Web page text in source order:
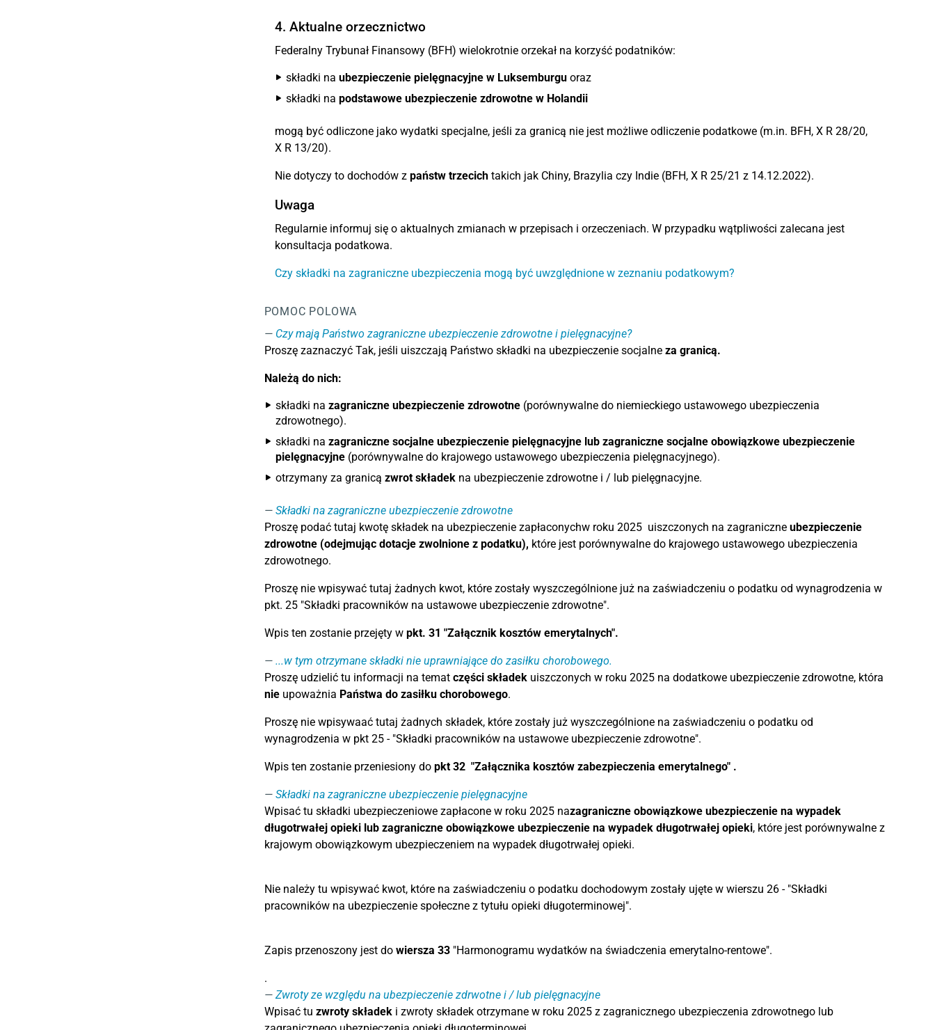
4. Aktualne orzecznictwo
Federalny Trybunał Finansowy (BFH) wielokrotnie orzekał na korzyść podatników:
składki na ubezpieczenie pielęgnacyjne w Luksemburguoraz
składki na podstawowe ubezpieczenie zdrowotne w Holandii
mogą być odliczone jako wydatki specjalne, jeśli za granicą nie jest możliwe odliczenie podatkowe (m.in. BFH, X R 28/20,
X R 13/20).
Nie dotyczy to dochodów z państw trzecichtakich jak Chiny, Brazylia czy Indie (BFH, X R 25/21 z 14.12.2022).
Uwaga
Regularnie informuj się o aktualnych zmianach w przepisach i orzeczeniach. W przypadku wątpliwości zalecana jest
konsultacja podatkowa.
Czy składki na zagraniczne ubezpieczenia mogą być uwzględnione w zeznaniu podatkowym?
POMOC POLOWA
Czy mają Państwo zagraniczne ubezpieczenie zdrowotne i pielęgnacyjne?
Proszę zaznaczyć Tak, jeśli uiszczają Państwo składki na ubezpieczenie socjalne za granicą.
Należą do nich:
składki na zagraniczne ubezpieczenie zdrowotne(porównywalne do niemieckiego ustawowego ubezpieczenia
zdrowotnego).
składki na zagraniczne socjalne ubezpieczenie pielęgnacyjne lub zagraniczne socjalne obowiązkowe ubezpieczenie
pielęgnacyjne (porównywalne do krajowego ustawowego ubezpieczenia pielęgnacyjnego).
otrzymany za granicą zwrot składekna ubezpieczenie zdrowotne i / lub pielęgnacyjne.
Składki na zagraniczne ubezpieczenie zdrowotne
Proszę podać tutaj kwotę składek na ubezpieczenie zapłaconychw roku 2025 uiszczonych na zagraniczne ubezpieczenie
zdrowotne (odejmując dotacje zwolnione z podatku), które jest porównywalne do krajowego ustawowego ubezpieczenia
zdrowotnego.
Proszę nie wpisywać tutaj żadnych kwot, które zostały wyszczególnione już na zaświadczeniu o podatku od wynagrodzenia w
pkt. 25 "Składki pracowników na ustawowe ubezpieczenie zdrowotne".
Wpis ten zostanie przejęty w pkt. 31 "Załącznik kosztów emerytalnych".
...w tym otrzymane składki nie uprawniające do zasiłku chorobowego.
Proszę udzielić tu informacji na temat części składekuiszczonych w roku 2025 na dodatkowe ubezpieczenie zdrowotne, która
nieupoważnia Państwa do zasiłku chorobowego.
Proszę nie wpisywaać tutaj żadnych składek, które zostały już wyszczególnione na zaświadczeniu o podatku od
wynagrodzenia w pkt 25 - "Składki pracowników na ustawowe ubezpieczenie zdrowotne".
Wpis ten zostanie przeniesiony do pkt 32 "Załącznika kosztów zabezpieczenia emerytalnego" .
Składki na zagraniczne ubezpieczenie pielęgnacyjne
Wpisać tu składki ubezpieczeniowe zapłacone w roku 2025 nazagraniczne obowiązkowe ubezpieczenie na wypadek
długotrwałej opieki lub zagraniczne obowiązkowe ubezpieczenie na wypadek długotrwałej opieki, które jest porównywalne z
krajowym obowiązkowym ubezpieczeniem na wypadek długotrwałej opieki.
Nie należy tu wpisywać kwot, które na zaświadczeniu o podatku dochodowym zostały ujęte w wierszu 26 - "Składki
pracowników na ubezpieczenie społeczne z tytułu opieki długoterminowej".
Zapis przenoszony jest do wiersza 33 "Harmonogramu wydatków na świadczenia emerytalno-rentowe".
.
Zwroty ze względu na ubezpieczenie zdrwotne i / lub pielęgnacyjne
Wpisać tu zwroty składeki zwroty składek otrzymane w roku 2025 z zagranicznego ubezpieczenia zdrowotnego lub